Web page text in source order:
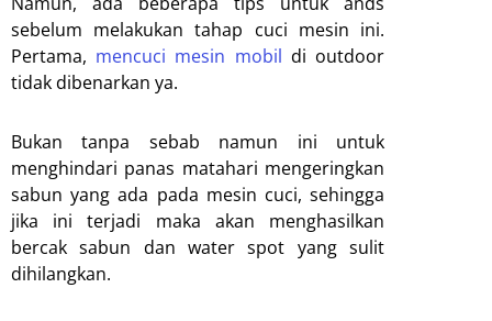
sebelum melakukan tahap cuci mesin ini.
Pertama, mencuci mesin mobil di outdoor
tidak dibenarkan ya.
Bukan tanpa sebab namun ini untuk
menghindari panas matahari mengeringkan
sabun yang ada pada mesin cuci, sehingga
jika ini terjadi maka akan menghasilkan
bercak sabun dan water spot yang sulit
dihilangkan.